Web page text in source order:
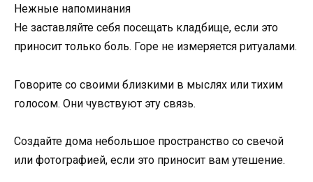
Нежные напоминания
Не заставляйте себя посещать кладбище, если это
приносит только боль. Горе не измеряется ритуалами.
Говорите со своими близкими в мыслях или тихим
голосом. Они чувствуют эту связь.
Создайте дома небольшое пространство со свечой
или фотографией, если это приносит вам утешение.